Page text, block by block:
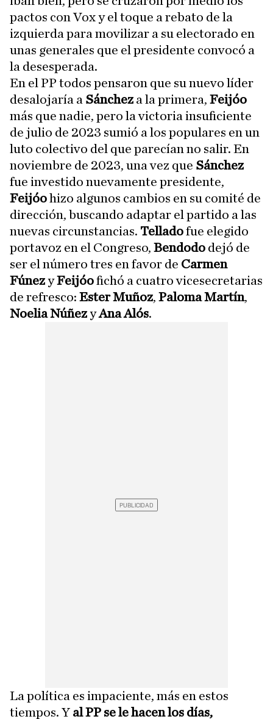
pactos con Vox y el toque a rebato de la
izquierda para movilizar a su electorado en
unas generales que el presidente convocó a
la desesperada.
En el PP todos pensaron que su nuevo líder
desalojaría a Sáncheza la primera, Feijóo
más que nadie, pero la victoria insuficiente
de julio de 2023 sumió a los populares en un
luto colectivo del que parecían no salir. En
noviembre de 2023, una vez que Sánchez
fue investido nuevamente presidente,
Feijóohizo algunos cambios en su comité de
dirección, buscando adaptar el partido a las
nuevas circunstancias. Telladofue elegido
portavoz en el Congreso, Bendodo dejó de
ser el número tres en favor de Carmen
FúnezyFeijóofichó a cuatro vicesecretarias
de refresco: Ester Muñoz, Paloma Martín,
Noelia NúñezyAna Alós.
La política es impaciente, más en estos
tiempos. Y al PP se le hacen los días,